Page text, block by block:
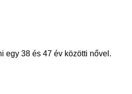
egy 38 és 47 év közötti nővel.